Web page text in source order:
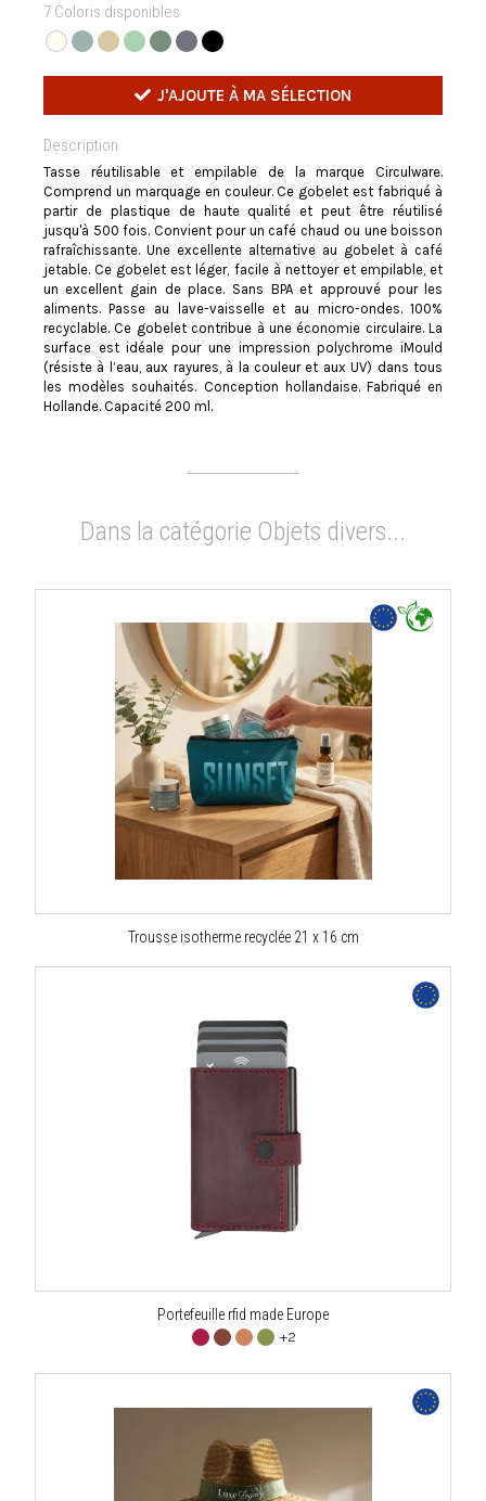
7 Coloris disponibles
J'AJOUTE À MA SÉLECTION
Description
Tasse réutilisable et empilable de la marque Circulware.
Comprend un marquage en couleur. Ce gobelet est fabriqué à
partir de plastique de haute qualité et peut être réutilisé
jusqu'à 500 fois. Convient pour un café chaud ou une boisson
rafraîchissante. Une excellente alternative au gobelet à café
jetable. Ce gobelet est léger, facile à nettoyer et empilable, et
un excellent gain de place. Sans BPA et approuvé pour les
aliments. Passe au lave-vaisselle et au micro-ondes. 100%
recyclable. Ce gobelet contribue à une économie circulaire. La
surface est idéale pour une impression polychrome iMould
(résiste à l’eau, aux rayures, à la couleur et aux UV) dans tous
les modèles souhaités. Conception hollandaise. Fabriqué en
Hollande. Capacité 200 ml.
Dans la catégorie Objets divers...
Trousse isotherme recyclée 21 x 16 cm
Portefeuille rfid made Europe
+2